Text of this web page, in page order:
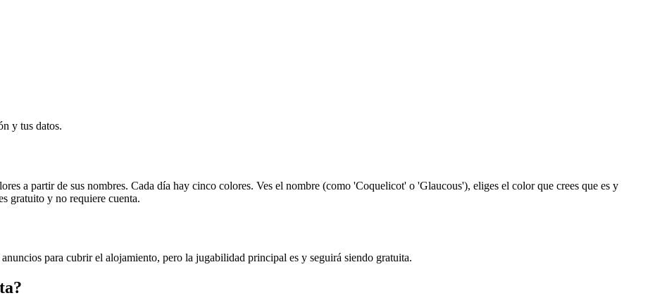
y tus datos.
a partir de sus nombres. Cada día hay cinco colores. Ves el nombre (como 'Coquelicot' o 'Glaucous'), eliges el color que crees que es y
gratuito y no requiere cuenta.
para cubrir el alojamiento, pero la jugabilidad principal es y seguirá siendo gratuita.